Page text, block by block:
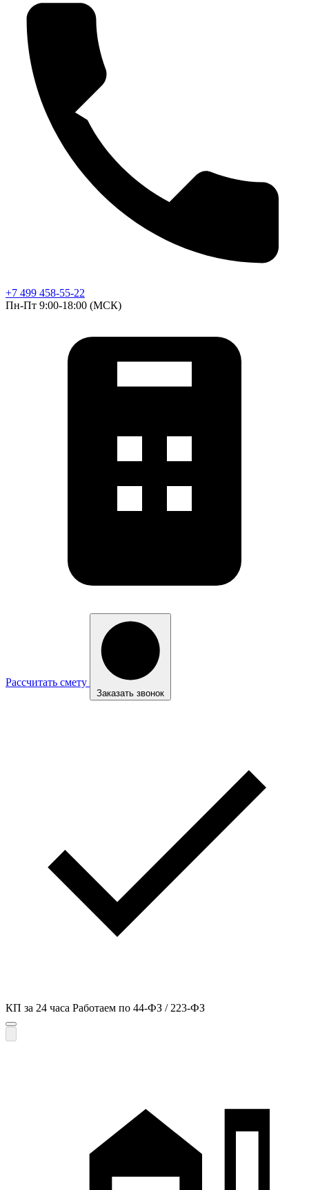
+7 499 458-55-22
Пн-Пт 9:00-18:00 (МСК)
Рассчитать смету
Заказать звонок
КП за 24 часа Работаем по 44-ФЗ / 223-ФЗ